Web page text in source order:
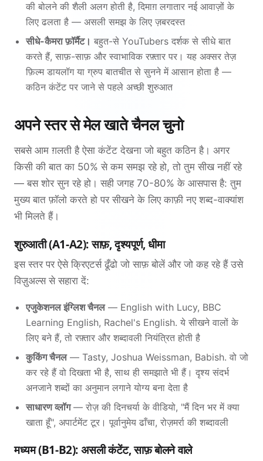
की बोलने की शैली अलग होती है, दिमाग़ लगातार नई आवाज़ों के
लिए ढलता है — असली समझ के लिए ज़बरदस्त
सीधे-कैमरा फ़ॉर्मैट। बहुत-से YouTubers दर्शक से सीधे बात
करते हैं, साफ़-साफ़ और स्वाभाविक रफ़्तार पर। यह अक्सर तेज़
फ़िल्म डायलॉग या ग्रुप बातचीत से सुनने में आसान होता है —
कठिन कंटेंट पर जाने से पहले अच्छी शुरुआत
अपने स्तर से मेल खाते चैनल चुनो
सबसे आम ग़लती है ऐसा कंटेंट देखना जो बहुत कठिन है। अगर
किसी की बात का 50% से कम समझ रहे हो, तो तुम सीख नहीं रहे
— बस शोर सुन रहे हो। सही जगह 70-80% के आसपास है: तुम
मुख्य बात फ़ॉलो करते हो पर सीखने के लिए काफ़ी नए शब्द-वाक्यांश
भी मिलते हैं।
शुरुआती (A1-A2): साफ़, दृश्यपूर्ण, धीमा
इस स्तर पर ऐसे क्रिएटर्स ढूँढो जो साफ़ बोलें और जो कह रहे हैं उसे
विज़ुअल्स से सहारा दें:
एजुकेशनल इंग्लिश चैनल— English with Lucy, BBC
Learning English, Rachel's English. ये सीखने वालों के
लिए बने हैं, तो रफ़्तार और शब्दावली नियंत्रित होती है
कुकिंग चैनल— Tasty, Joshua Weissman, Babish. वो जो
कर रहे हैं वो दिखता भी है, साथ ही समझाते भी हैं। दृश्य संदर्भ
अनजाने शब्दों का अनुमान लगाने योग्य बना देता है
साधारण व्लॉग— रोज़ की दिनचर्या के वीडियो, "मैं दिन भर में क्या
खाता हूँ", अपार्टमेंट टूर। पूर्वानुमेय ढाँचा, रोज़मर्रा की शब्दावली
मध्यम (B1-B2): असली कंटेंट, साफ़ बोलने वाले